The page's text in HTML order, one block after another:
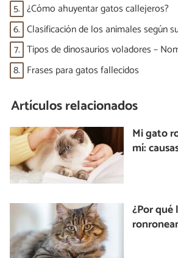
5. ¿Cómo ahuyentar gatos callejeros?
6. Clasificación de los animales según
7. Tipos de dinosaurios voladores –
8. Frases para gatos fallecidos
Artículos relacionados
Mi gato
mí:
¿Por qué